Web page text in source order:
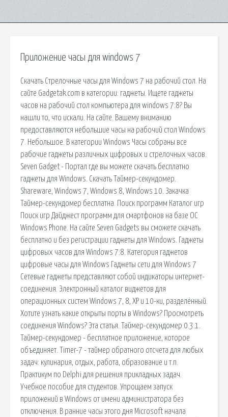
Приложение часы для windows 7
Скачать Стрелочные часы для Windows 7 на рабочий стол. На
сайте Gadgetak.com в категории: гаджеты. Ищете гаджеты
часов на рабочий стол компьютера для windows 7:8? Вы
нашли то, что искали. На сайте. Вашему вниманию
предоставляются небольшие часы на рабочий стол Windows
7. Небольшое. В категории Windows Часы собраны все
рабочие гаджеты различных цифровых и стрелочных часов.
Seven Gadget - Портал где вы можете скачать бесплатно
гаджеты для Windows. Скачать Таймер-секундомер.
Shareware, Windows 7, Windows 8, Windows 10. Закачка
Таймер-секундомер бесплатна. Поиск программ Каталог игр
Поиск игр Дайджест программ для смартфонов на базе ОС
Windows Phone. На сайте Seven Gadgets вы сможете скачать
бесплатно и без регистрации гаджеты для Windows. Гаджеты
цифровых часов для Windows 7:8. Категория гаджетов
цифровые часы для Windows Гаджеты сети для Windows 7
Сетевые гаджеты представляют собой индикаторы интернет-
соединения. Электронный каталог виджетов для
операционных систем Windows 7, 8, XP и 10-ки, разделённый.
Хотите узнать какие открыты порты в Windows? Просмотреть
соединения Windows? Эта статья. Таймер-секундомер 0.3.1.
Таймер-секундомер - бесплатное приложение, которое
объединяет. Timer-7 - таймер обратного отсчета для любых
задач: кулинария, отдых, работа, образование и т.п.
Практикум по Delphi для решения прикладных задач.
Учебное пособие для студентов. Упрощаем запуск
приложений в Windows от имени администратора без
отключения. В ранние часы этого дня Microsoft начала